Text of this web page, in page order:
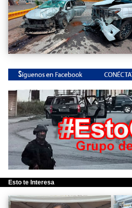
Esto te Interesa